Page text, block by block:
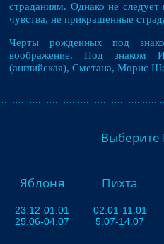
страданиям. Однако не
чувства, не прикрашенные
Черты рожденных под
воображение. Под знаком
(английская), Сметана, Морис
Выберите
Яблоня
23.12-01.01
25.06-04.07
Пихта
02.01-11.01
5.07-14.07